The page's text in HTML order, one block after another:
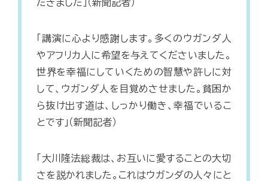
だきました」（新聞記者）
「講演に心より感謝します。多くのウガンダ人
やアフリカ人に希望を与えてくださいました。
世界を幸福にしていくための智慧や許しに対
して、ウガンダ人を目覚めさせました。貧困か
ら抜け出す道は、しっかり働き、幸福でいるこ
とです」（新聞記者）
「大川隆法総裁は、お互いに愛することの大切
さを説かれました。これはウガンダの人々にと